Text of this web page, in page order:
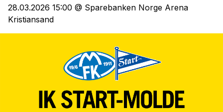
28.03.2026 15:00 @ Sparebanken Norge Arena
Kristiansand